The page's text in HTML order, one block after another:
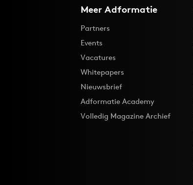
Meer Adformatie
Partners
Events
Vacatures
Whitepapers
Nieuwsbrief
Adformatie Academy
Volledig Magazine Archief